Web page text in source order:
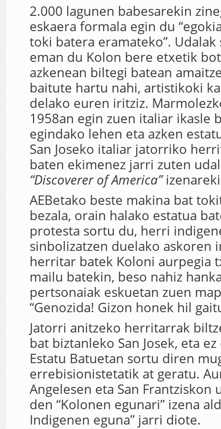
2.000 lagunen babesarekin
eskaera formala egin du
toki batera eramateko”. Udalak
eman du Kolon bere etxetik
azkenean biltegi batean
baitute hartu nahi, artistikoki
delako euren iritziz.
1958an egin zuen italiar ikasle
egindako lehen eta azken
San Joseko italiar jatorriko
baten ekimenez jarri zuten
“Discoverer of America”
AEBetako beste makina bat
bezala, orain halako estatua
protesta sortu du, herri
sinbolizatzen duelako askoren
herritar batek Koloni aurpegia
mailu batekin, beso nahiz
pertsonaiak eskuetan zuen
“Genozida! Gizon honek hil
Jatorri anitzeko herritarrak
bat biztanleko San Josek, eta
Estatu Batuetan sortu diren
errebisionistetatik at geratu.
Angelesen eta San Frantziskon
den “Kolonen egunari” izena
Indigenen eguna” jarri diote.